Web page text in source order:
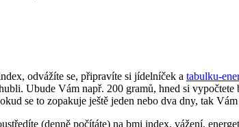
odvážíte se, připravíte si jídelníček a tabulku-
Ubude Vám např. 200 gramů, hned si vypočtete
se to zopakuje ještě jeden nebo dva dny, tak
(denně počítáte) na bmi index, vážení,